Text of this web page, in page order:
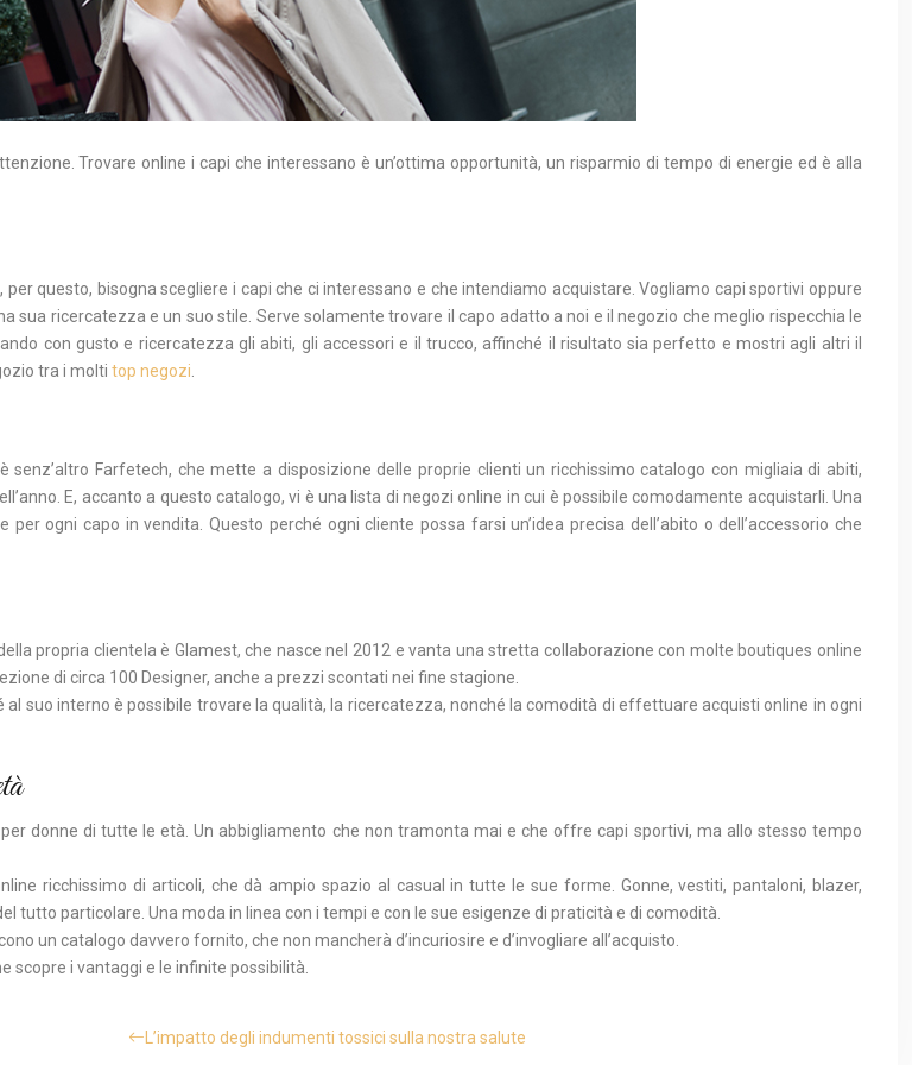
Trovare online i capi che interessano è un’ottima opportunità, un risparmio di tempo di energie ed è alla
questo, bisogna scegliere i capi che ci interessano e che intendiamo acquistare. Vogliamo capi sportivi oppure
sua ricercatezza e un suo stile. Serve solamente trovare il capo adatto a noi e il negozio che meglio rispecchia le
con gusto e ricercatezza gli abiti, gli accessori e il trucco, affinché il risultato sia perfetto e mostri agli altri il
tra i molti top negozi
senz’altro Farfetech, che mette a disposizione delle proprie clienti un ricchissimo catalogo con migliaia di abiti,
E, accanto a questo catalogo, vi è una lista di negozi online in cui è possibile comodamente acquistarli. Una
ogni capo in vendita. Questo perché ogni cliente possa farsi un’idea precisa dell’abito o dell’accessorio che
propria clientela è Glamest, che nasce nel 2012 e vanta una stretta collaborazione con molte boutiques online
di circa 100 Designer, anche a prezzi scontati nei fine stagione.
suo interno è possibile trovare la qualità, la ricercatezza, nonché la comodità di effettuare acquisti online in ogni
donne di tutte le età. Un abbigliamento che non tramonta mai e che offre capi sportivi, ma allo stesso tempo
ricchissimo di articoli, che dà ampio spazio al casual in tutte le sue forme. Gonne, vestiti, pantaloni, blazer,
tutto particolare. Una moda in linea con i tempi e con le sue esigenze di praticità e di comodità.
un catalogo davvero fornito, che non mancherà d’incuriosire e d’invogliare all’acquisto.
scopre i vantaggi e le infinite possibilità.
L’impatto degli indumenti tossici sulla nostra salute